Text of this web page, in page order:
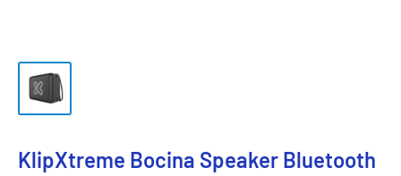
KlipXtreme Bocina Speaker Bluetooth